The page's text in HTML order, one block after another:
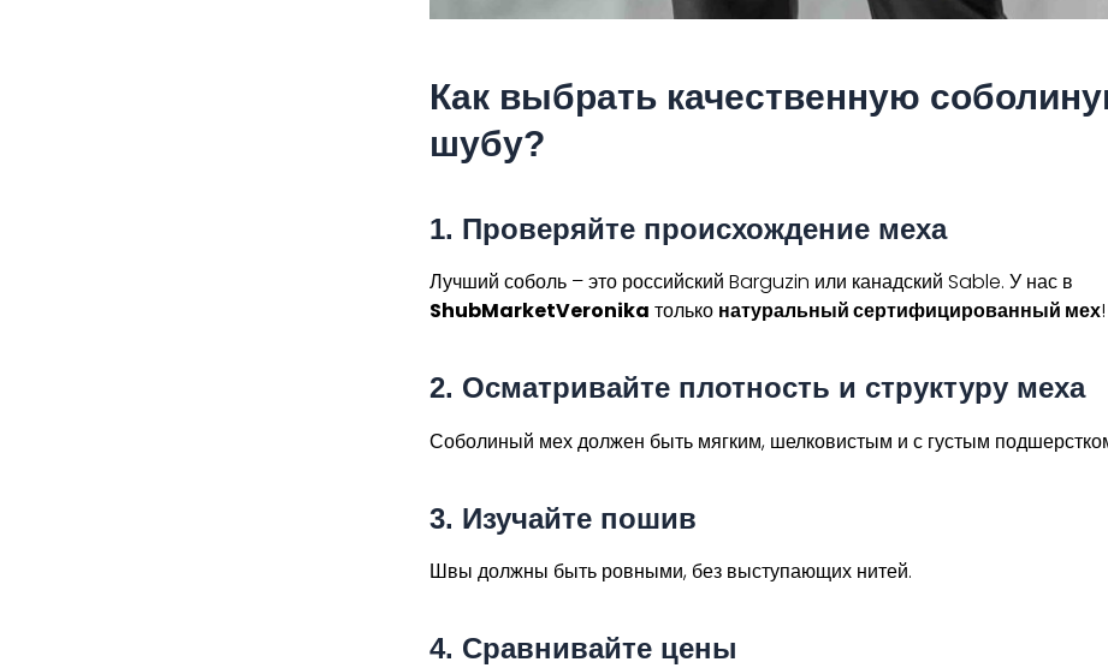
Как выбрать качественную
шубу?
1. Проверяйте происхождение меха
Лучший соболь – это российский Barguzin или канадский Sable. У нас в
ShubMarketVeronika только натуральный сертифицированный мех!
2. Осматривайте плотность и структуру меха
Соболиный мех должен быть мягким, шелковистым и с густым
3. Изучайте пошив
Швы должны быть ровными, без выступающих нитей.
4. Сравнивайте цены